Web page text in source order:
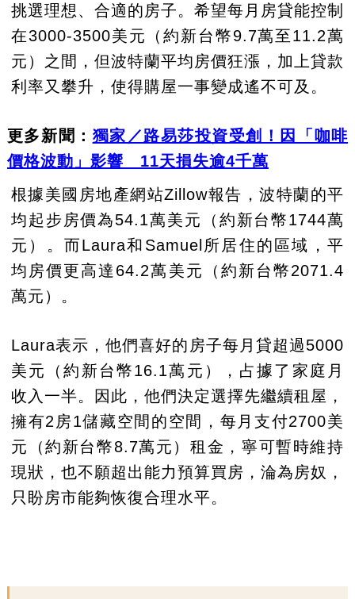
挑選理想、合適的房子。希望每月房貸能控制
在3000-3500美元（約新台幣9.7萬至11.2萬
元）之間，但波特蘭平均房價狂漲，加上貸款
利率又攀升，使得購屋一事變成遙不可及。
更多新聞： 獨家／路易莎投資受創！因「咖啡
價格波動」影響 11天損失逾4千萬
根據美國房地產網站Zillow報告，波特蘭的平
均起步房價為54.1萬美元（約新台幣1744萬
元）。而Laura和Samuel所居住的區域，平
均房價更高達64.2萬美元（約新台幣2071.4
萬元）。
Laura表示，他們喜好的房子每月貸超過5000
美元（約新台幣16.1萬元），占據了家庭月
收入一半。因此，他們決定選擇先繼續租屋，
擁有2房1儲藏空間的空間，每月支付2700美
元（約新台幣8.7萬元）租金，寧可暫時維持
現狀，也不願超出能力預算買房，淪為房奴，
只盼房市能夠恢復合理水平。